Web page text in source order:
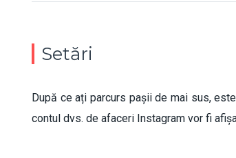
Setări
După ce ați parcurs pașii de mai sus,
contul dvs. de afaceri Instagram vor fi